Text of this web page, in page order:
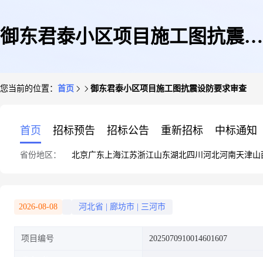
御东君泰小区项目施工图抗震设
您当前的位置： 首页 御东君泰小区项目施工图抗震设防要求审查
首页 招标预告 招标公告 重新招标 中标通知
省份地区： 北京广东 上海江苏浙江山东湖北四川 河北河南天津山
2026-08-08 河北省 廊坊市 三河市
项目编号 2025070910014601607